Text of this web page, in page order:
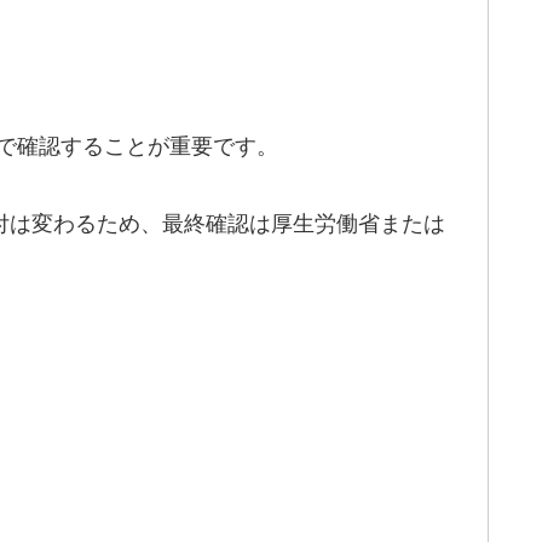
認することが重要です。
変わるため、最終確認は厚生労働省または